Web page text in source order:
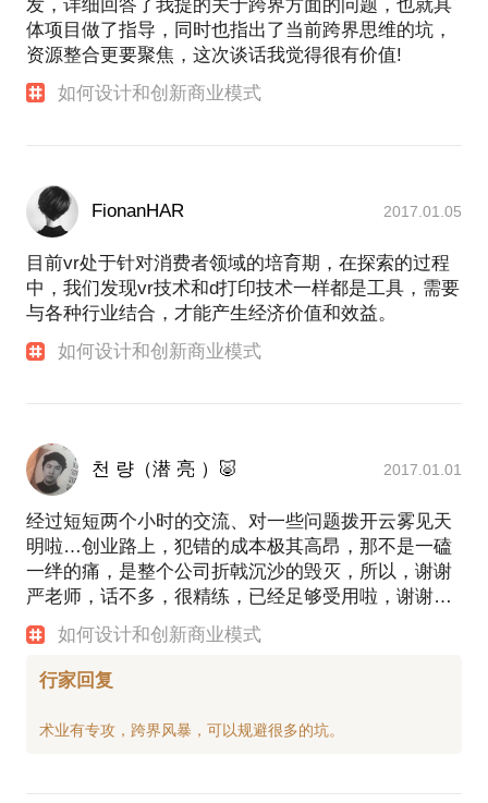
发，详细回答了我提的关于跨界方面的问题，也就具
体项目做了指导，同时也指出了当前跨界思维的坑，
资源整合更要聚焦，这次谈话我觉得很有价值!
如何设计和创新商业模式
FionanHAR 2017.01.05
目前vr处于针对消费者领域的培育期，在探索的过程
中，我们发现vr技术和d打印技术一样都是工具，需要
与各种行业结合，才能产生经济价值和效益。
如何设计和创新商业模式
천 량（潜 亮 ）🐷 2017.01.01
经过短短两个小时的交流、对一些问题拨开云雾见天
明啦…创业路上，犯错的成本极其高昂，那不是一磕
一绊的痛，是整个公司折戟沉沙的毁灭，所以，谢谢
严老师，话不多，很精练，已经足够受用啦，谢谢…
如何设计和创新商业模式
行家回复